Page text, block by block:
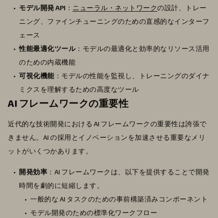
モデル開発 API ： ニューラル・ネットワークの設計、トレー
ニング、ファインチューニングのための直感的なインターフ
ェース
性能最適化ツール：モデルの最適化と効率的なリソース活用
のための内蔵機能
可視化機能：モデルの性能を監視し、トレーニングのダイナ
ミクスを理解するための高度なツール
AI フレームワークの重要性
近代的な技術開発における AI フレームワークの重要性は誇張で
きません。AI の採用とイノベーションを加速させる重要なメリ
ットがいくつかあります。
開発効率 ：AI フレームワークは、以下を提供することで開発
時間を劇的に短縮します。
一般的な AI タスクのための事前構築済みコンポーネント
モデル開発のための標準化ワークフロー